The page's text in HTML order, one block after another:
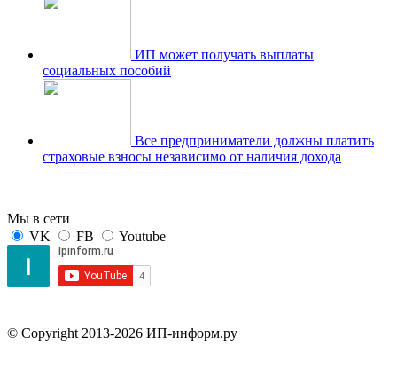
ИП может получать выплаты
социальных пособий
Все предприниматели должны платить
страховые взносы независимо от наличия дохода
Мы в сети
VK
FB Youtube
© Copyright 2013-2026 ИП-информ.ру